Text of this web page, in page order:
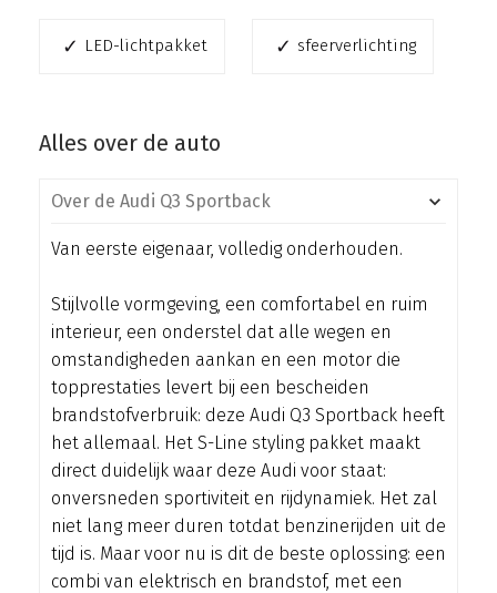
LED-lichtpakket sfeerverlichting
Alles over de auto
Over de Audi Q3 Sportback
Van eerste eigenaar, volledig onderhouden.
Stijlvolle vormgeving, een comfortabel en ruim
interieur, een onderstel dat alle wegen en
omstandigheden aankan en een motor die
topprestaties levert bij een bescheiden
brandstofverbruik: deze Audi Q3 Sportback heeft
het allemaal. Het S-Line styling pakket maakt
direct duidelijk waar deze Audi voor staat:
onversneden sportiviteit en rijdynamiek. Het zal
niet lang meer duren totdat benzinerijden uit de
tijd is. Maar voor nu is dit de beste oplossing: een
combi van elektrisch en brandstof, met een